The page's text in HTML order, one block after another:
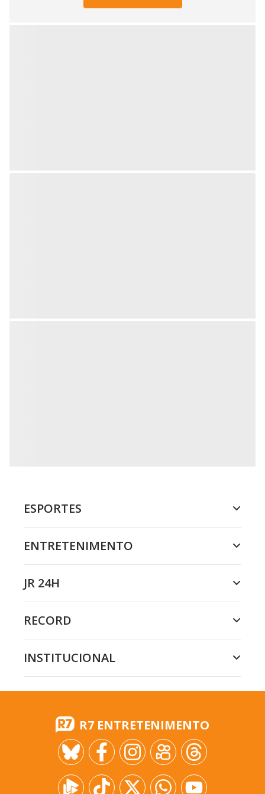
ESPORTES
ENTRETENIMENTO
JR 24H
RECORD
INSTITUCIONAL
R7 ENTRETENIMENTO